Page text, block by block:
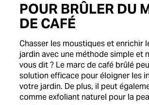
POUR BRÛLER DU
DE CAFÉ
Chasser les moustiques et enrichir
jardin avec une méthode simple et
vous dit ? Le marc de café brûlé
solution efficace pour éloigner les
votre jardin. De plus, il peut
comme exfoliant naturel pour la